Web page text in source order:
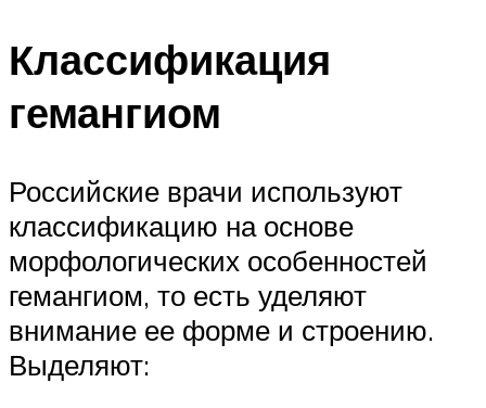
Классификация
гемангиом
Российские врачи используют
классификацию на основе
морфологических особенностей
гемангиом, то есть уделяют
внимание ее форме и строению.
Выделяют: